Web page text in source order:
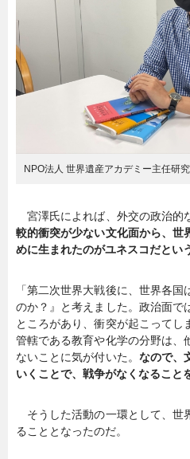
NPO法人 世界遺産アカデミー主任研
宮澤氏によれば、外交の政治的
較的衝突が少ない文化面から、世
めに生まれたのがユネスコだとい
「第二次世界大戦後に、世界各
のか？』と考えました。政治面で
ところがあり、衝突が起こって
管轄である教育や化学の分野は、
ないことに気が付いた。 なので、
いくことで、戦争がなくなること
そうした活動の一環として、世
ることとなったのだ。